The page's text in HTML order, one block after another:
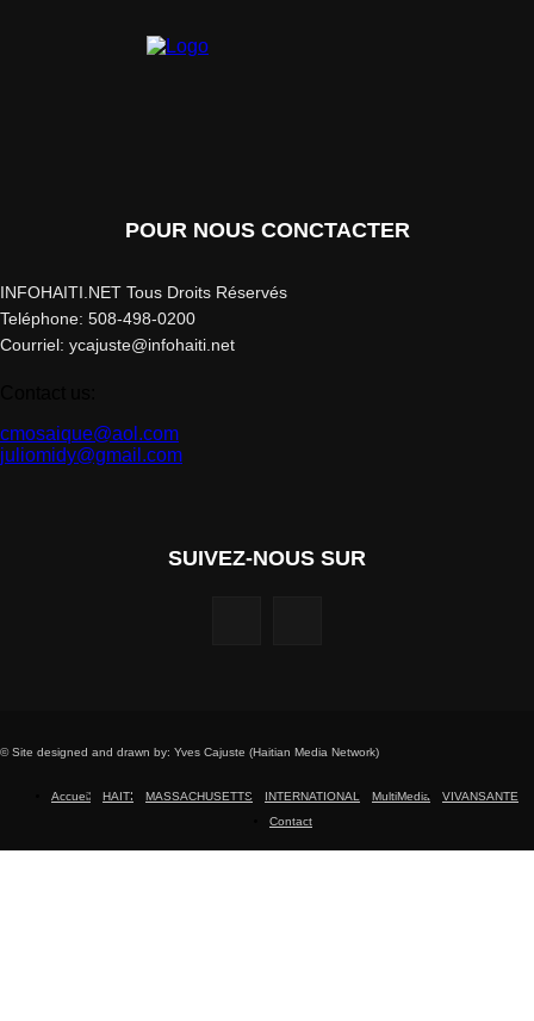
POUR NOUS CONCTACTER
INFOHAITI.NET Tous Droits Réservés
Teléphone: 508-498-0200
Courriel: ycajuste@infohaiti.net
cmosaique@aol.com
juliomidy@gmail.com
SUIVEZ-NOUS SUR
© Site designed and drawn by: Yves Cajuste (Haitian Media Network)
Accueil HAITI MASSACHUSETTS INTERNATIONAL MultiMedia
VIVANSANTE
Contact